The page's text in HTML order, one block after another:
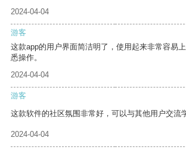
2024-04-04
游客
这款app的用户界面简洁明了，使用起来非常容易
悉操作。
2024-04-04
游客
这款软件的社区氛围非常好，可以与其他用户交流
2024-04-04